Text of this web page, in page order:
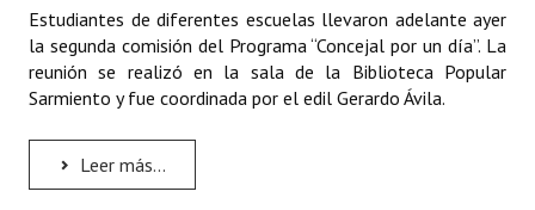
Organigrama
DOCUMENTOS
Informes de Gestión
Estudiantes de diferentes escuelas llevaron adelante ayer
la segunda comisión del Programa “Concejal por un día”. La
reunión se realizó en la sala de la Biblioteca Popular
Sarmiento y fue coordinada por el edil Gerardo Ávila.
Leer más...